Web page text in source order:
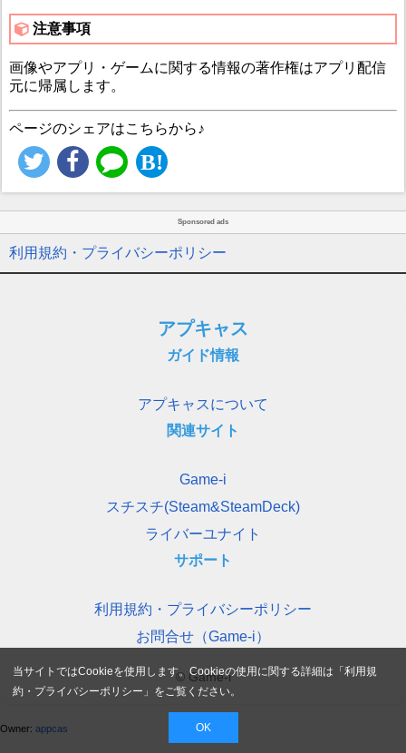
注意事項
画像やアプリ・ゲームに関する情報の著作権はアプリ配信
元に帰属します。
ページのシェアはこちらから♪
Sponsored ads
利用規約・プライバシーポリシー
アプキャス
ガイド情報
アプキャスについて
関連サイト
Game-i
スチスチ(Steam&SteamDeck)
ライバーユナイト
サポート
利用規約・プライバシーポリシー
お問合せ（Game-i）
© Game-i
Owner: appcas
当サイトではCookieを使用します。Cookieの使用に関する詳細は「利用規
約・プライバシーポリシー 」をご覧ください。
OK